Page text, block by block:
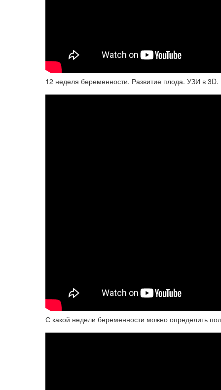
12 неделя беременности. Развитие плода. УЗИ в
С какой недели беременности можно определить